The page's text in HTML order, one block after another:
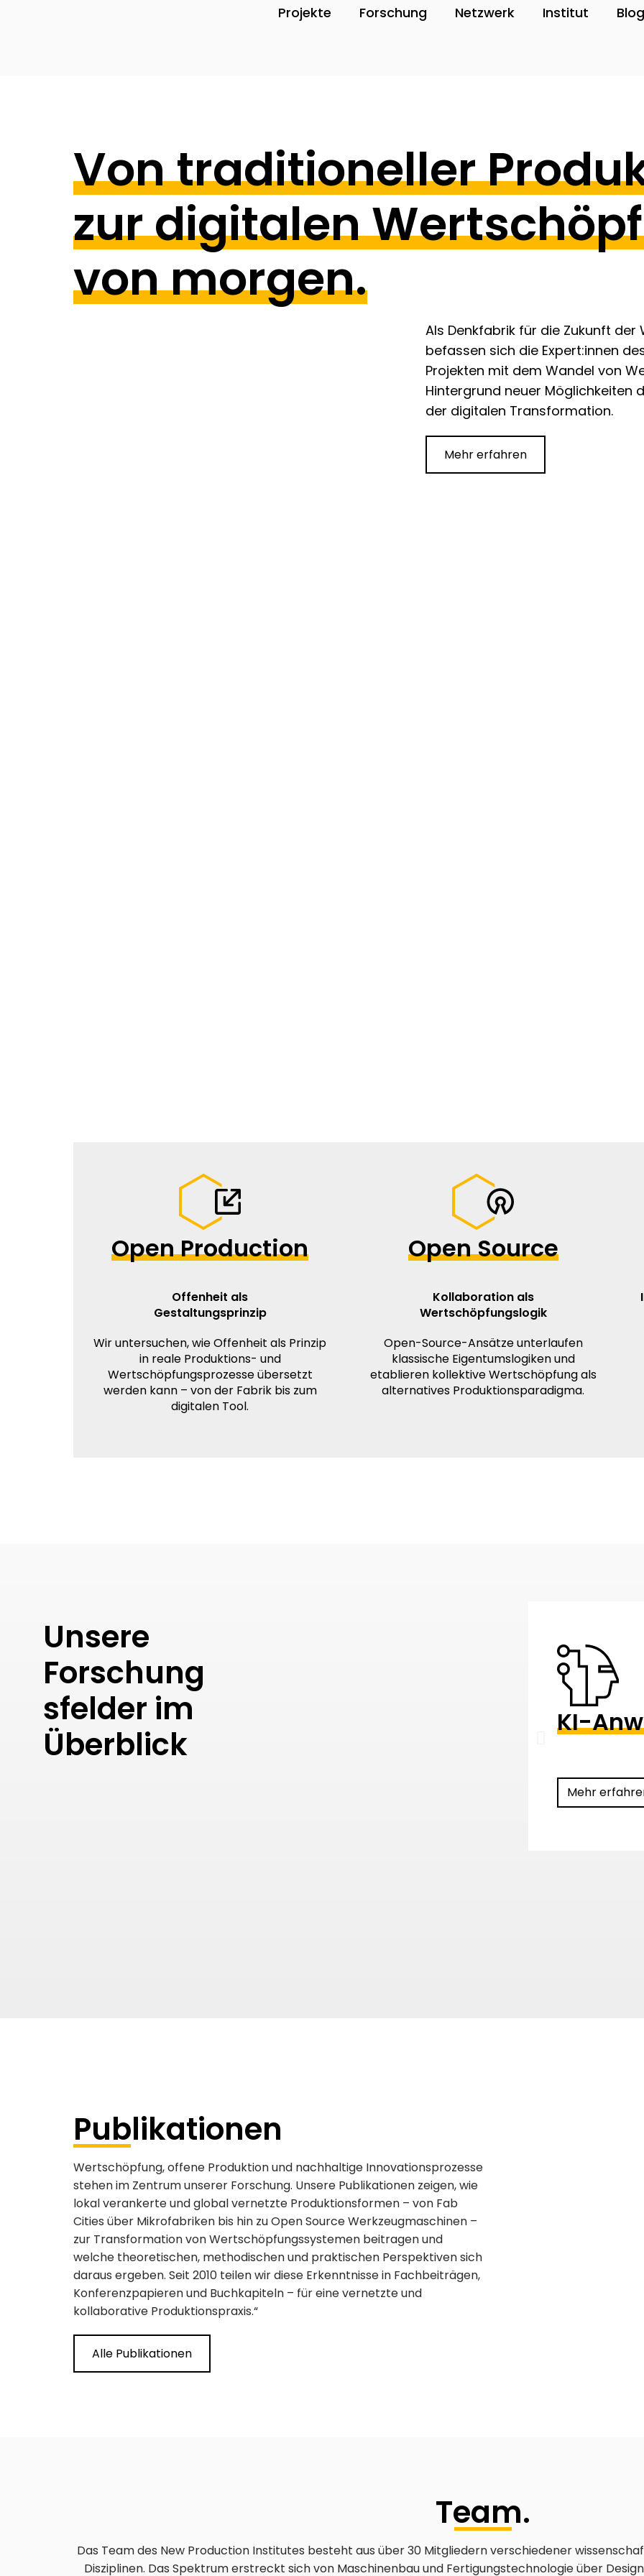
Projekte Forschung Netzwerk Institut Blog
Von traditioneller
zur digitalen
von morgen.
Als Denkfabrik für die Zukunft
befassen sich die Expert:innen
Projekten mit dem Wandel von
Hintergrund neuer Möglichkeiten
der digitalen Transformation.
Mehr erfahren
Open Production
Offenheit als
Gestaltungsprinzip
Wir untersuchen, wie Offenheit als Prinzip
in reale Produktions- und
Wertschöpfungsprozesse übersetzt
werden kann – von der Fabrik bis zum
digitalen Tool.
Open Source
Kollaboration als
Wertschöpfungslogik
Open-Source-Ansätze unterlaufen
klassische Eigentumslogiken und
etablieren kollektive Wertschöpfung als
alternatives Produktionsparadigma.
Unsere
Forschung
s­felder im
Überblick
KI-
Mehr
Publikationen
Wertschöpfung, offene Produktion und nachhaltige Innovationsprozesse
stehen im Zentrum unserer Forschung. Unsere Publikationen zeigen, wie
lokal verankerte und global vernetzte Produktionsformen – von Fab
Cities über Mikrofabriken bis hin zu Open Source Werkzeugmaschinen –
zur Transformation von Wertschöpfungssystemen beitragen und
welche theoretischen, methodischen und praktischen Perspektiven sich
daraus ergeben. Seit 2010 teilen wir diese Erkenntnisse in Fachbeiträgen,
Konferenzpapieren und Buchkapiteln – für eine vernetzte und
kollaborative Produktionspraxis.“
Alle Publikationen
Team.
Das Team des New Production Institutes besteht aus über 30 Mitgliedern verschiedener
Disziplinen. Das Spektrum erstreckt sich von Maschinenbau und Fertigungstechnologie über